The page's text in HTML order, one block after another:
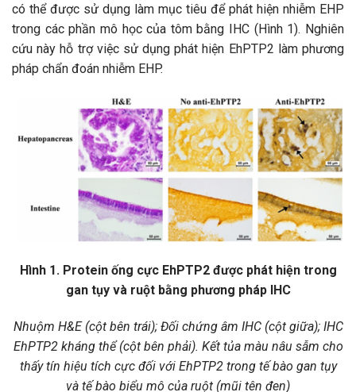
có thể được sử dụng làm mục tiêu để phát hiện nhiễm EHP
trong các phần mô học của tôm bằng IHC (Hình 1). Nghiên
cứu này hỗ trợ việc sử dụng phát hiện EhPTP2 làm phương
pháp chẩn đoán nhiễm EHP.
Hình 1. Protein ống cực EhPTP2 được phát hiện trong
gan tụy và ruột bằng phương pháp IHC
Nhuộm H&E (cột bên trái); Đối chứng âm IHC (cột giữa); IHC
EhPTP2 kháng thể (cột bên phải). Kết tủa màu nâu sẫm cho
thấy tín hiệu tích cực đối với EhPTP2 trong tế bào gan tụy
và tế bào biểu mô của ruột (mũi tên đen)